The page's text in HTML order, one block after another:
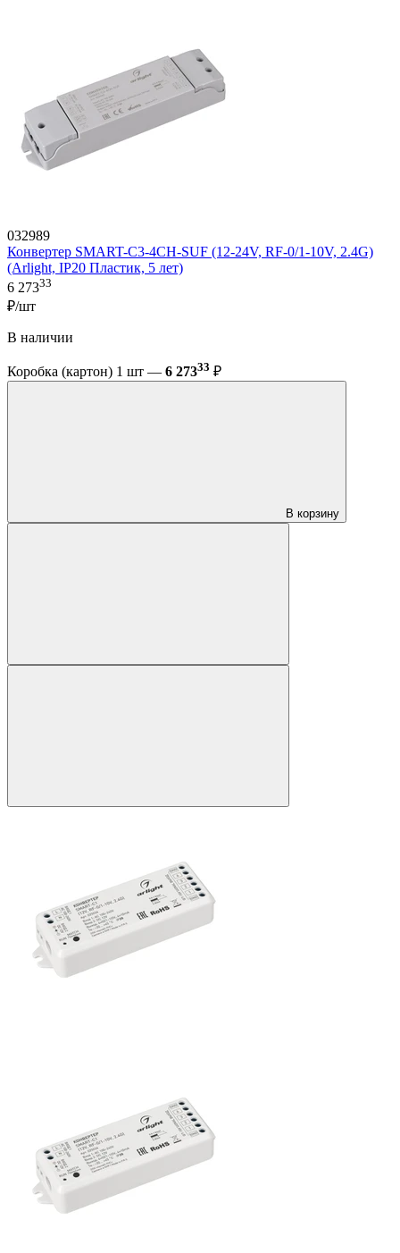
032989
Конвертер SMART-C3-4CH-SUF (12-24V, RF-0/1-10V, 2.4G)
(Arlight, IP20 Пластик, 5 лет)
6 27333
₽/шт
В наличии
Коробка (картон) 1 шт — 6 27333 ₽
В корзину